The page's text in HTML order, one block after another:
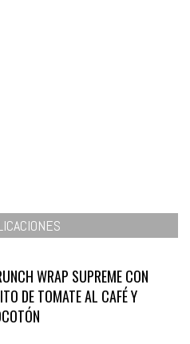
WRAP SUPREME CON
DE TOMATE AL CAFÉ Y